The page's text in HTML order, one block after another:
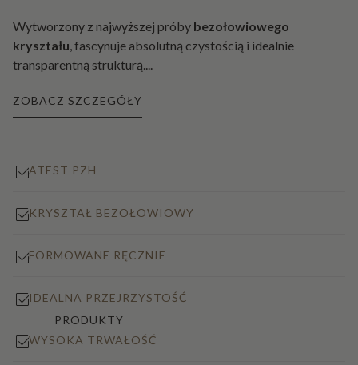
PRODUKTY
Wytworzony z najwyższej próby bezołowiowego
kryształu , fascynuje absolutną czystością i idealnie
transparentną strukturą.
ZOBACZ SZCZEGÓŁY
ATEST PZH
KRYSZTAŁ BEZOŁOWIOWY
FORMOWANE RĘCZNIE
IDEALNA PRZEJRZYSTOŚĆ
WYSOKA TRWAŁOŚĆ